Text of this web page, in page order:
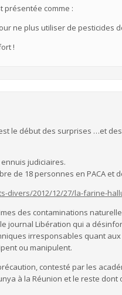
présentée comme :
ne plus utiliser de pesticides
!
le début des surprises …et
judiciaires.
de 18 personnes en PACA
divers/2012/12/27/la-farine-
des contaminations
journal Libération qui a
irresponsables quant
ou manipulent.
contesté par les
à la Réunion et le reste